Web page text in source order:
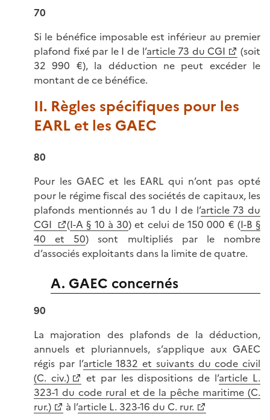
70
Si le bénéfice imposable est inférieur au premier
plafond fixé par le I de l’article 73 du CGI
(soit
32 990 €), la déduction ne peut excéder le
montant de ce bénéfice.
II. Règles spécifiques pour les
EARL et les GAEC
80
Pour les GAEC et les EARL qui n’ont pas opté
pour le régime fiscal des sociétés de capitaux, les
plafonds mentionnés au 1 du I de l’article 73 du
CGI
(I-A § 10 à 30) et celui de 150 000 € (I-B §
40 et 50) sont multipliés par le nombre
d’associés exploitants dans la limite de quatre.
A. GAEC concernés
90
La majoration des plafonds de la déduction,
annuels et pluriannuels, s’applique aux GAEC
régis par l’article 1832 et suivants du code civil
(C. civ.)
et par les dispositions de l’article L.
323-1 du code rural et de la pêche maritime (C.
rur.)
à l’article L. 323-16 du C. rur.